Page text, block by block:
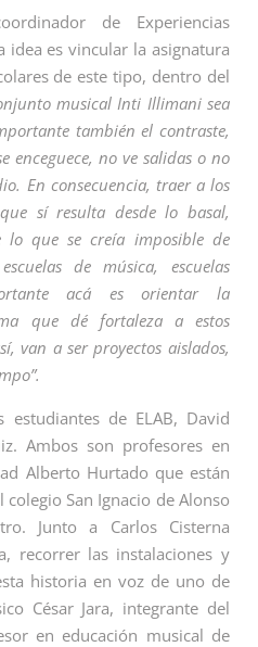
de Experiencias
idea es vincular la asignatura
de este tipo, dentro del
musical Inti Illimani sea
también el contraste,
enceguece, no ve salidas o no
En consecuencia, traer a los
sí resulta desde lo basal,
que se creía imposible de
de música, escuelas
acá es orientar la
que dé fortaleza a estos
van a ser proyectos aislados,
de ELAB, David
Ambos son profesores en
Alberto Hurtado que están
San Ignacio de Alonso
Junto a Carlos Cisterna
recorrer las instalaciones y
historia en voz de uno de
César Jara, integrante del
en educación musical de